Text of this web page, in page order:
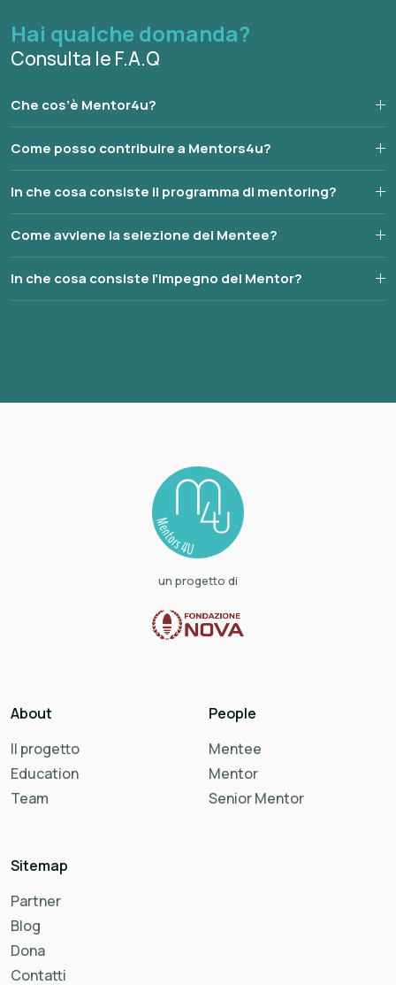
Hai qualche domanda?
Consulta le F.A.Q
Che cos’è Mentor4u?
Come posso contribuire a Mentors4u?
In che cosa consiste il programma di mentoring?
Come avviene la selezione dei Mentee?
In che cosa consiste l’impegno del Mentor?
un progetto di
About
Il progetto
Education
Team
People
Mentee
Mentor
Senior Mentor
Sitemap
Partner
Blog
Dona
Contatti